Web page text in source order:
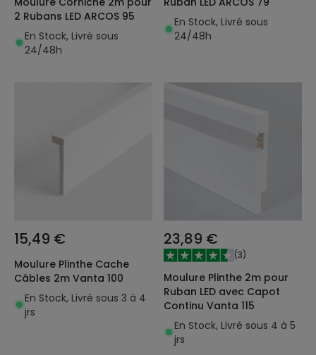
2 Rubans LED ARCOS 95
En Stock, Livré sous
24/48h
En Stock, Livré sous
24/48h
15,49 €
Moulure Plinthe Cache
Câbles 2m Vanta 100
En Stock, Livré sous 3 à 4
jrs
23,89 €
(3)
Moulure Plinthe 2m pour
Ruban LED avec Capot
Continu Vanta 115
En Stock, Livré sous 4 à 5
jrs